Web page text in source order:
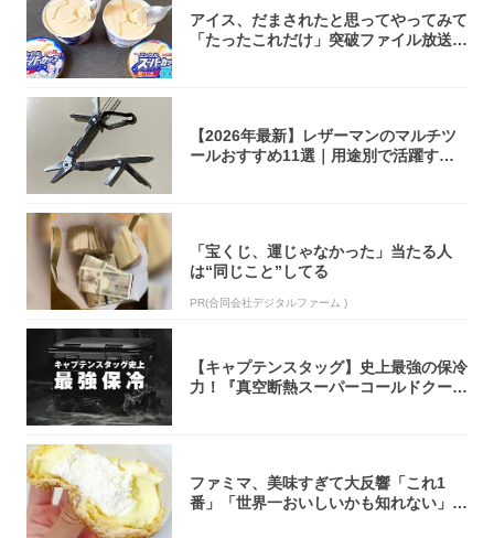
アイス、だまされたと思ってやってみて
「たったこれだけ」突破ファイル放送で
【2026年最新】レザーマンのマルチツ
ールおすすめ11選｜用途別で活躍する
「宝くじ、運じゃなかった」当たる人
は“同じこと”してる
PR(合同会社デジタルファーム )
【キャプテンスタッグ】史上最強の保冷
力！『真空断熱スーパーコールドクーラ
ファミマ、美味すぎて大反響「これ1
番」「世界一おいしいかも知れない」